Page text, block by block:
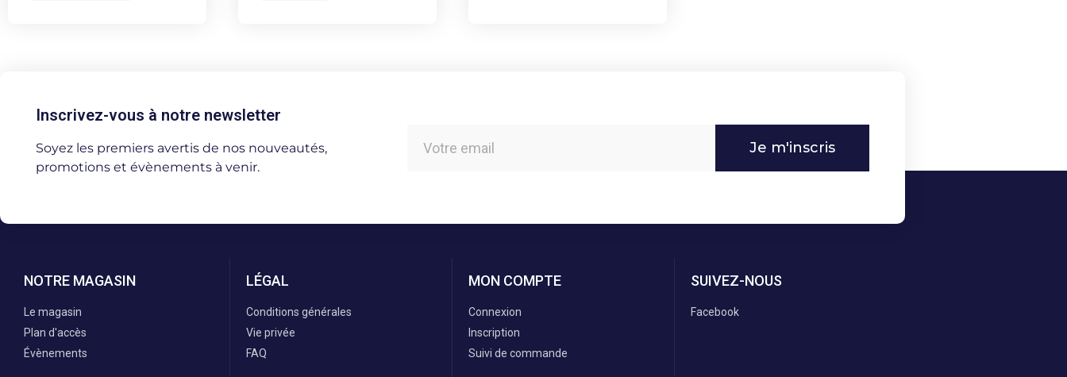
Inscrivez-vous à notre newsletter
Soyez les premiers avertis de nos nouveautés,
promotions et évènements à venir.
Je m'inscris
NOTRE MAGASIN
Le magasin
Plan d'accès
Évènements
LÉGAL
Conditions générales
Vie privée
FAQ
MON COMPTE
Connexion
Inscription
Suivi de commande
SUIVEZ-NOUS
Facebook